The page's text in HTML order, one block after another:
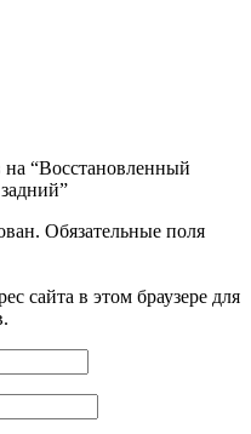
на “Восстановленный
Обязательные поля
сайта в этом браузере для